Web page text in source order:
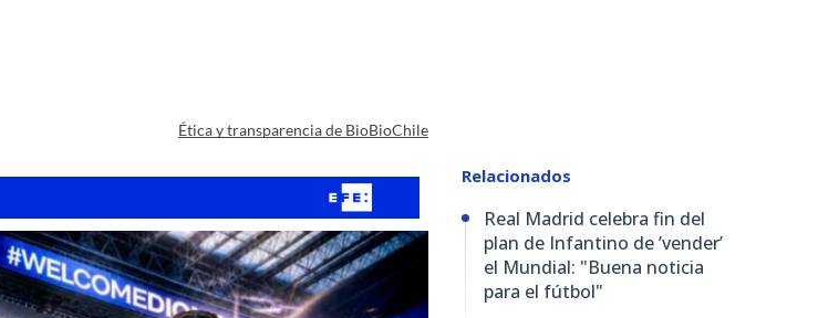
Ética y transparencia de BioBioChile
Relacionados
Real Madrid celebra fin del
plan de Infantino de ’vender’
el Mundial: "Buena noticia
para el fútbol"